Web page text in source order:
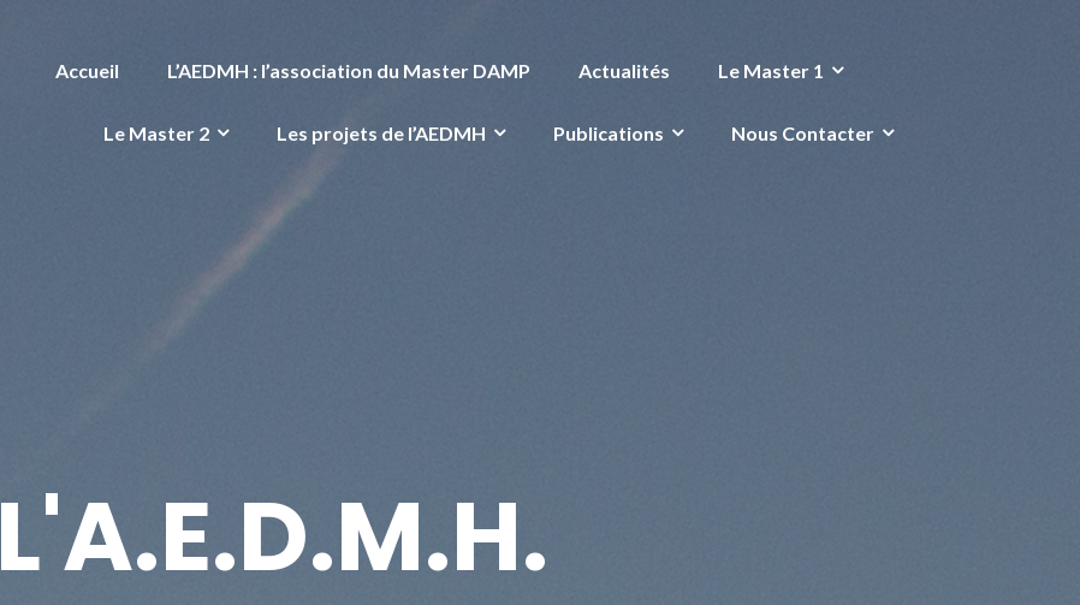
Accueil L’AEDMH : l’association du Master DAMP Actualités Le Master 1
Le Master 2 Les projets de l’AEDMH Publications Nous Contacter
L'A.E.D.M.H.